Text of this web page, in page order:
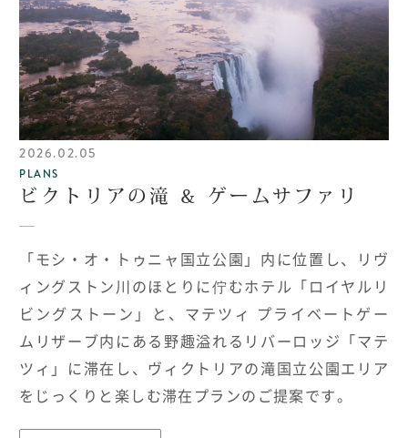
2026.02.05
PLANS
ビクトリアの滝 ＆ ゲームサファリ
「モシ・オ・トゥニャ国立公園」内に位置し、リヴ
ィングストン川のほとりに佇むホテル「ロイヤルリ
ビングストーン」と、マテツィ プライベートゲー
ムリザーブ内にある野趣溢れるリバーロッジ「マテ
ツィ」に滞在し、ヴィクトリアの滝国立公園エリア
をじっくりと楽しむ滞在プランのご提案です。